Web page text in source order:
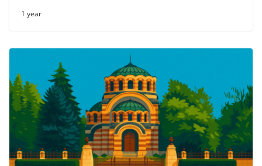
1 year